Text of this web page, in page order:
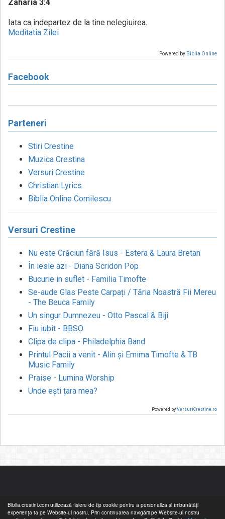
Biblia.crestini.com utilizează fişiere de tip cookie pentru a personaliza și îmbunătăți
experiența ta pe Website-ul nostru. Prin continuarea navigării pe Website-ul nostru
Zaharia 3:4
Iata ca indepartez de la tine nelegiuirea.
Meditatia Zilei
Powered by Biblia Online
Facebook
Parteneri
Stiri Crestine
Muzica Crestina
Versuri Crestine
Christian Lyrics
Biblia Online Cornilescu
Versuri Crestine
Nu este Crăciun fără Isus - Estera & Laura Bretan
În iesle azi - Diana Scridon Pop
Bucurie in suflet - Familia Timofte
Se-aude Glas Peste Carpați / Tăria Noastră Fii Mereu
- The Beuca Family
Un singur Dumnezeu - Otto Pascal & Biji
Fiu iubit - BBSO
Clipa de clipa - Philadelphia Band
Printul Pacii a venit - Alin și Emima Timofte & TB
Music Family
Praise - Lumina Worship
Unde ești țara mea?
Powered by VersuriCrestine.ro